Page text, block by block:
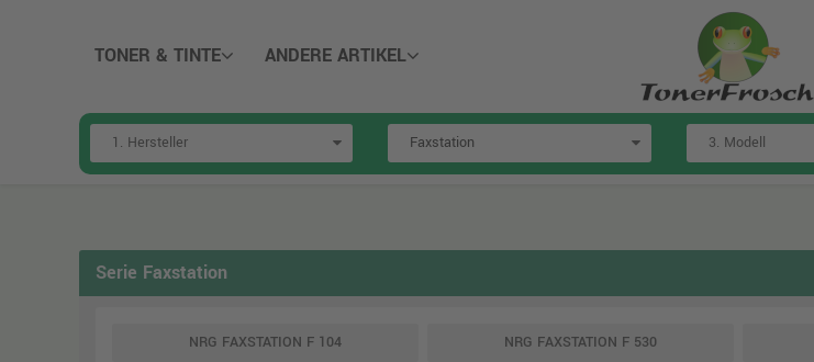
TONER & TINTE ANDERE ARTIKEL
Serie Faxstation
NRG FAXSTATION F 104 NRG FAXSTATION F 530